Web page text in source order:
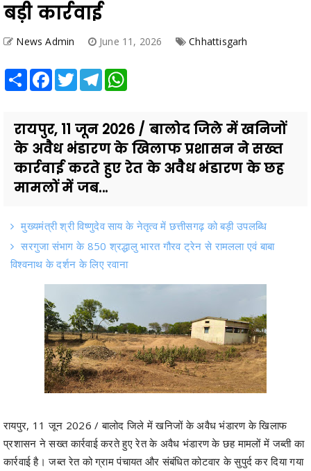
बड़ी कार्रवाई
News Admin June 11, 2026 Chhattisgarh
Share Facebook
TwitterTelegram
रायपुर, 11 जून 2026 / बालोद जिले में खनिजों
के अवैध भंडारण के खिलाफ प्रशासन ने सख्त
कार्रवाई करते हुए रेत के अवैध भंडारण के छह
मामलों में जब...
मुख्यमंत्री श्री विष्णुदेव साय के नेतृत्व में छत्तीसगढ़ को बड़ी उपलब्धि
सरगुजा संभाग के 850 श्रद्धालु भारत गौरव ट्रेन से रामलला एवं बाबा
विश्वनाथ के दर्शन के लिए रवाना
रायपुर, 11 जून 2026 / बालोद जिले में खनिजों के अवैध भंडारण के खिलाफ
प्रशासन ने सख्त कार्रवाई करते हुए रेत के अवैध भंडारण के छह मामलों में जब्ती का
कार्रवाई है। जब्त रेत को ग्राम पंचायत और संबंधित कोटवार के सुपुर्द कर दिया गया